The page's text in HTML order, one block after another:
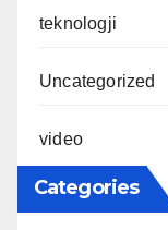
teknologji
Uncategorized
video
Categories